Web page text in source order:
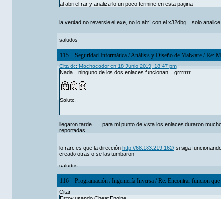
al abri el rar y analizarlo un poco termine en esta pagina
la verdad no reversie el exe, no lo abrí con el x32dbg... solo
saludos
115 Seguridad Informática/Análisis y Diseño de Malware/Re:
Cita de: Machacador en 18 Junio 2019, 18:47 pm
Nada... ninguno de los dos enlaces funcionan... grrrrrrr...
Salute.
llegaron tarde.......para mi punto de vista los enlaces duraron
reportadas
lo raro es que la dirección http://68.183.219.162/si siga
creado otras o se las tumbaron
saludos
116 Programación/Ingeniería Inversa/Re: Encontrar funcion que
Citar